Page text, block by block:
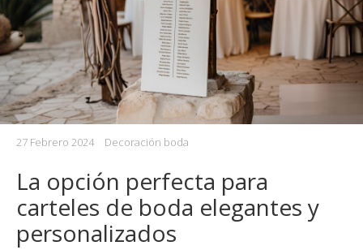
27 Febrero 2024 Decoración boda
La opción perfecta para
carteles de boda elegantes y
personalizados